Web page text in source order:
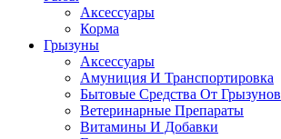
Аксессуары
Корма
Грызуны
Аксессуары
Амуниция И Транспортировка
Бытовые Средства От Грызунов
Ветеринарные Препараты
Витамины И Добавки